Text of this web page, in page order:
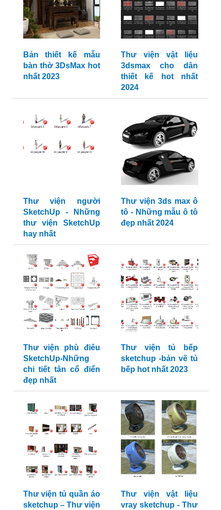
Bản thiết kế mẫu
bàn thờ 3DsMax hot
nhất 2023
Thư viện vật liệu
3dsmax cho dân
thiết kế hot nhất
2024
Thư viện người
SketchUp - Những
thư viện SketchUp
hay nhất
Thư viện 3ds max ô
tô - Những mẫu ô tô
đẹp nhất 2024
Thư viện phù điêu
SketchUp-Những
chi tiết tân cổ điển
đẹp nhất
Thư viện tủ bếp
sketchup -bản vẽ tủ
bếp hot nhất 2023
Thư viện tủ quần áo
sketchup – Thư viện
Thư viện vật liệu
vray sketchup - Thư